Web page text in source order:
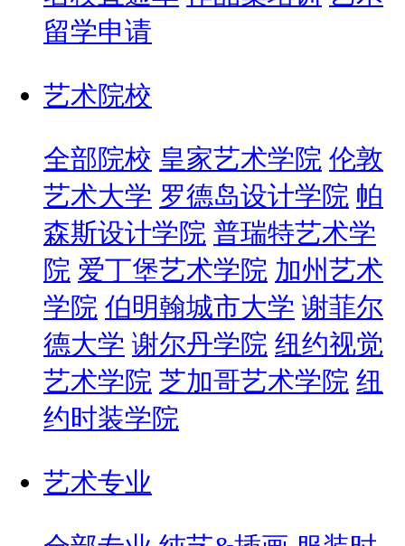
留学申请
艺术院校
全部院校 皇家艺术学院 伦敦
艺术大学 罗德岛设计学院 帕
森斯设计学院 普瑞特艺术学
院 爱丁堡艺术学院 加州艺术
学院 伯明翰城市大学 谢菲尔
德大学 谢尔丹学院 纽约视觉
艺术学院 芝加哥艺术学院 纽
约时装学院
艺术专业